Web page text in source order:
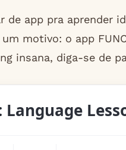
de app pra aprender
motivo: o app
insana, diga-se de